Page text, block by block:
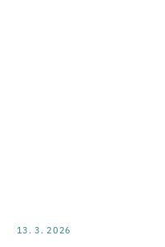
13. 3. 2026